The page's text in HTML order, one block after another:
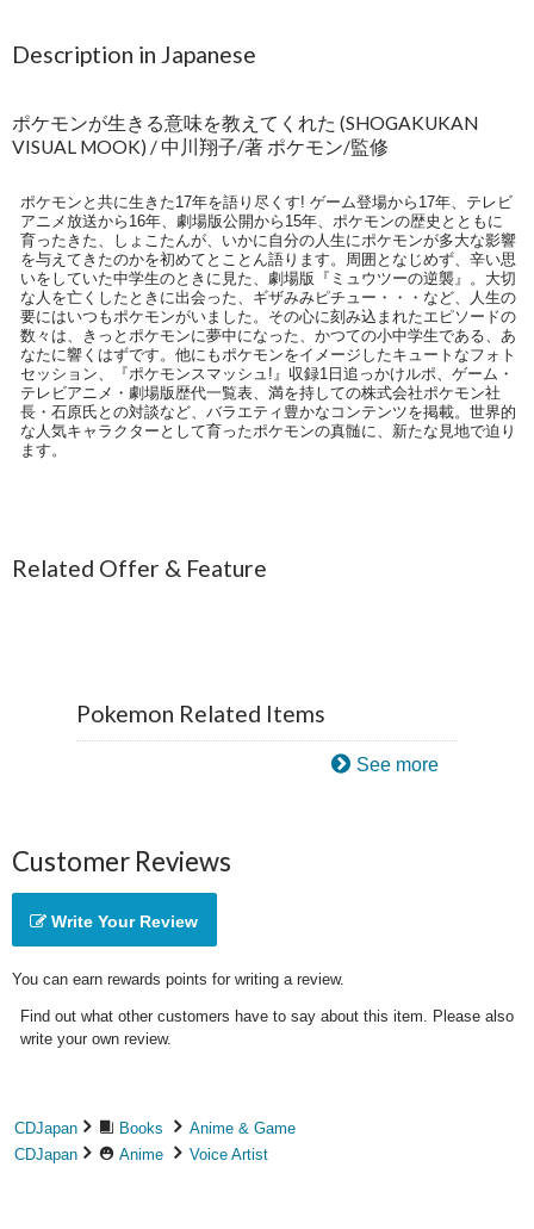
Description in Japanese
ポケモンが生きる意味を教えてくれた (SHOGAKUKAN
VISUAL MOOK) / 中川翔子/著 ポケモン/監修
ポケモンと共に生きた17年を語り尽くす! ゲーム登場から17年、テレビ
アニメ放送から16年、劇場版公開から15年、ポケモンの歴史とともに
育ったきた、しょこたんが、いかに自分の人生にポケモンが多大な影響
を与えてきたのかを初めてとことん語ります。周囲となじめず、辛い思
いをしていた中学生のときに見た、劇場版『ミュウツーの逆襲』。大切
な人を亡くしたときに出会った、ギザみみピチュー・・・など、人生の
要にはいつもポケモンがいました。その心に刻み込まれたエピソードの
数々は、きっとポケモンに夢中になった、かつての小中学生である、あ
なたに響くはずです。他にもポケモンをイメージしたキュートなフォト
セッション、『ポケモンスマッシュ!』収録1日追っかけルポ、ゲーム・
テレビアニメ・劇場版歴代一覧表、満を持しての株式会社ポケモン社
長・石原氏との対談など、バラエティ豊かなコンテンツを掲載。世界的
な人気キャラクターとして育ったポケモンの真髄に、新たな見地で迫り
ます。
Related Offer & Feature
Pokemon Related Items
See more
Customer Reviews
Write Your Review
You can earn rewards points for writing a review.
Find out what other customers have to say about this item. Please also
write your own review.
CDJapan Books
Anime & Game
CDJapan
Anime Voice Artist